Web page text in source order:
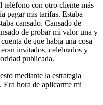
teléfono con otro cliente más
pagar mis tarifas. Estaba
cansado. Cansado de
de probar mi valor una y
de que había una cosa
invitados, celebrados y
publicada.
mediante la estrategia
Era hora de aplicarme mi